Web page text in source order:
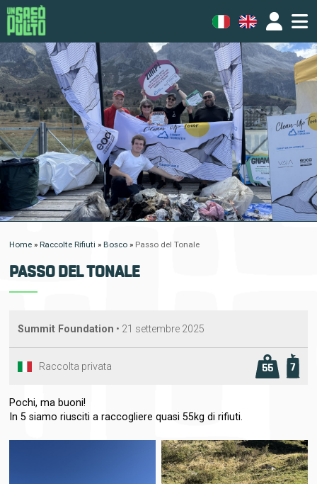
Home »Raccolte Rifiuti »Bosco » Passo del Tonale
PASSO DEL TONALE
Summit Foundation • 21 settembre 2025
Raccolta privata 7
55
Pochi, ma buoni!
In 5 siamo riusciti a raccogliere quasi 55kg di rifiuti.